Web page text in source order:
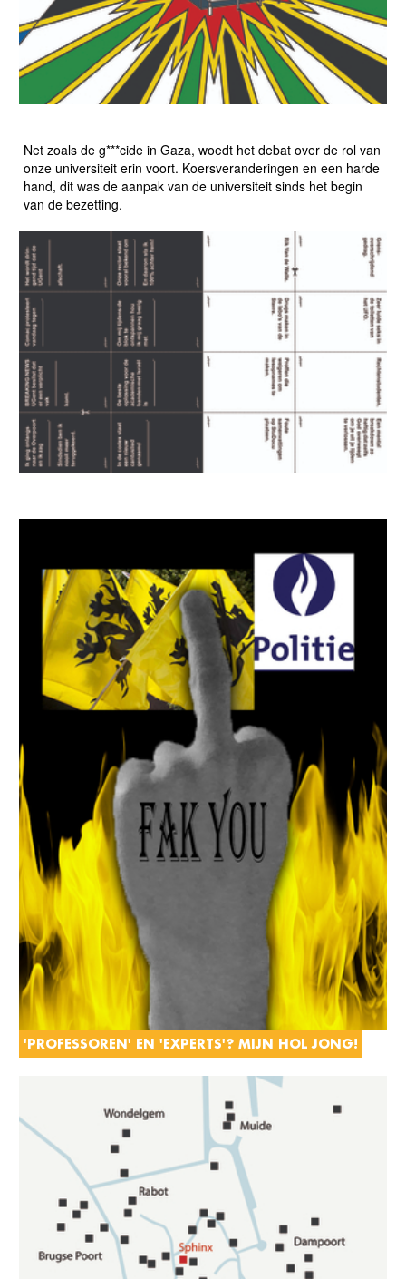
Net zoals de g***cide in Gaza, woedt het debat over de rol van
onze universiteit erin voort. Koersveranderingen en een harde
hand, dit was de aanpak van de universiteit sinds het begin
van de bezetting.
'PROFESSOREN' EN 'EXPERTS'? MIJN HOL JONG!